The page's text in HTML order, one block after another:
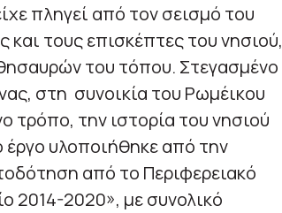
πληγεί από τον σεισμό του
τους επισκέπτες του νησιού,
του τόπου. Στεγασμένο
στη συνοικία του Ρωμέικου
τρόπο, την ιστορία του νησιού
υλοποιήθηκε από την
από το Περιφερειακό
2014-2020», με συνολικό